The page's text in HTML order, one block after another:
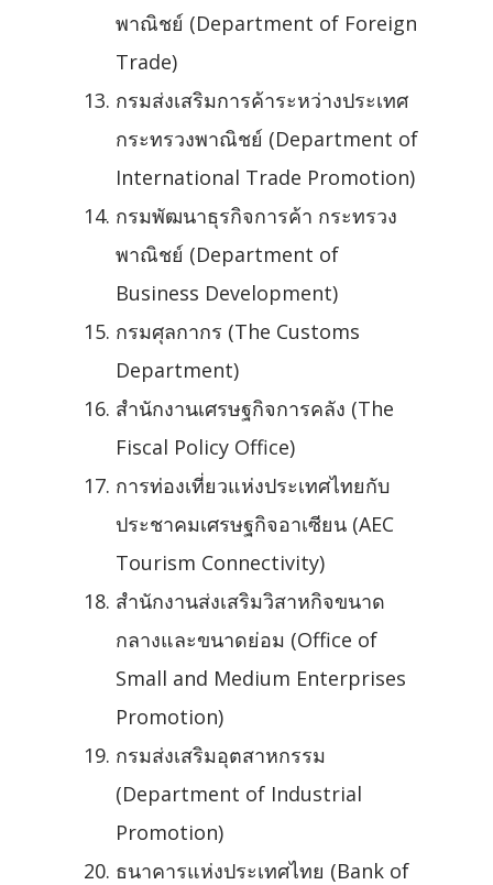
พาณิชย์ (Department of Foreign
Trade)
กรมส่งเสริมการค้าระหว่างประเทศ
กระทรวงพาณิชย์ (Department of
International Trade Promotion)
กรมพัฒนาธุรกิจการค้า กระทรวง
พาณิชย์ (Department of
Business Development)
กรมศุลกากร (The Customs
Department)
สำนักงานเศรษฐกิจการคลัง (The
Fiscal Policy Office)
การท่องเที่ยวแห่งประเทศไทยกับ
ประชาคมเศรษฐกิจอาเซียน (AEC
Tourism Connectivity)
สำนักงานส่งเสริมวิสาหกิจขนาด
กลางและขนาดย่อม (Office of
Small and Medium Enterprises
Promotion)
กรมส่งเสริมอุตสาหกรรม
(Department of Industrial
Promotion)
ธนาคารแห่งประเทศไทย (Bank of